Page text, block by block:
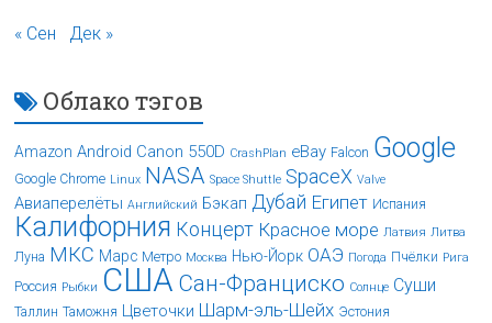
« Сен Дек »
Облако тэгов
Amazon Android Canon 550D CrashPlan eBay Falcon Google
Google Chrome Linux NASA Space Shuttle SpaceX Valve
Авиаперелёты Английский Бэкап Дубай Египет Испания
Калифорния Концерт Красное море Латвия Литва
Луна МКС Марс Метро Москва Нью-Йорк ОАЭ Погода Пчёлки Рига
Россия Рыбки США Сан-Франциско Солнце Суши
Таллин Таможня Цветочки Шарм-эль-Шейх Эстония